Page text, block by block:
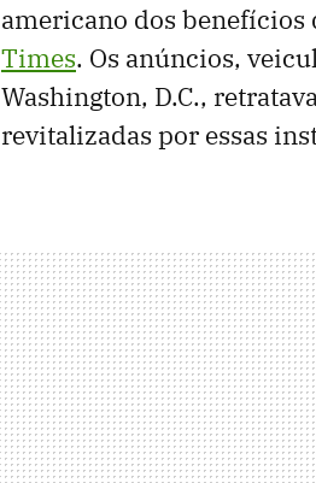
americano dos benefícios
Times. Os anúncios,
Washington, D.C.,
revitalizadas por essas